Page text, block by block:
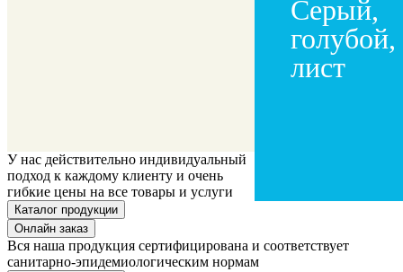
Серый,
лист
У нас действительно индивидуальный
подход к каждому клиенту и очень
гибкие цены на все товары и услуги
Вся наша продукция сертифицирована и соответствует
санитарно-эпидемиологическим нормам